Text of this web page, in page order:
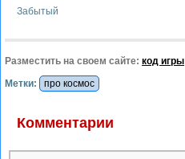
Забытый
Разместить на своем сайте: код игры
Метки:
про космос
Комментарии